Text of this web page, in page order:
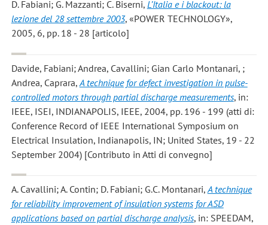
D. Fabiani; G. Mazzanti; C. Biserni, L’Italia e i blackout: la
lezione del 28 settembre 2003, «POWER TECHNOLOGY»,
2005, 6, pp. 18 - 28 [articolo]
Davide, Fabiani; Andrea, Cavallini; Gian Carlo Montanari, ;
Andrea, Caprara, A technique for defect investigation in pulse-
controlled motors through partial discharge measurements, in:
IEEE, ISEI, INDIANAPOLIS, IEEE, 2004, pp. 196 - 199 (atti di:
Conference Record of IEEE International Symposium on
Electrical Insulation, Indianapolis, IN; United States, 19 - 22
September 2004) [Contributo in Atti di convegno]
A. Cavallini; A. Contin; D. Fabiani; G.C. Montanari, A technique
for reliability improvement of insulation systems for ASD
applications based on partial discharge analysis, in: SPEEDAM,